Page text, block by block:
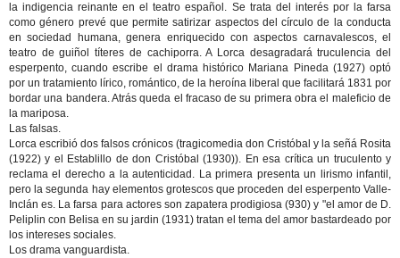
la indigencia reinante en el teatro español. Se trata del interés por la farsa
como género prevé que permite satirizar aspectos del círculo de la conducta
en sociedad humana, genera enriquecido con aspectos carnavalescos, el
teatro de guiñol títeres de cachiporra. A Lorca desagradará truculencia del
esperpento, cuando escribe el drama histórico Mariana Pineda (1927) optó
por un tratamiento lírico, romántico, de la heroína liberal que facilitará 1831 por
bordar una bandera. Atrás queda el fracaso de su primera obra el maleficio de
la mariposa.
Las falsas.
Lorca escribió dos falsos crónicos (tragicomedia don Cristóbal y la señá Rosita
(1922) y el Establillo de don Cristóbal (1930)). En esa crítica un truculento y
reclama el derecho a la autenticidad. La primera presenta un lirismo infantil,
pero la segunda hay elementos grotescos que proceden del esperpento Valle-
Inclán es. La farsa para actores son zapatera prodigiosa (930) y "el amor de D.
Peliplin con Belisa en su jardin (1931) tratan el tema del amor bastardeado por
los intereses sociales.
Los drama vanguardista.